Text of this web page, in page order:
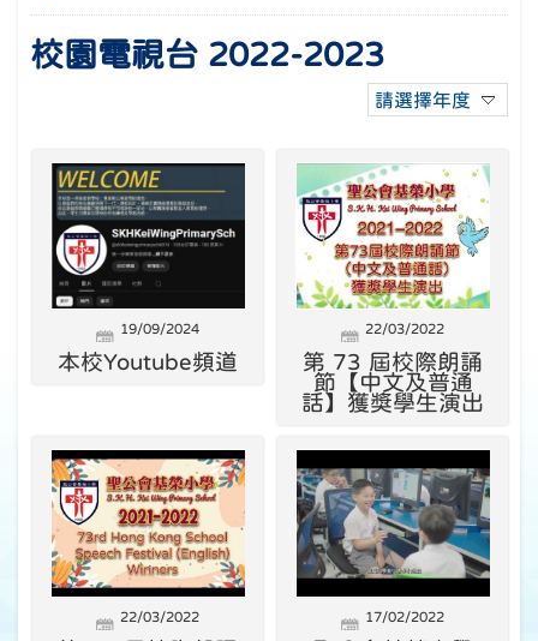
校園電視台 2022-2023
請選擇年度
19/09/2024
本校Youtube頻道
22/03/2022
第 73 屆校際朗誦
節【中文及普通
話】獲獎學生演出
22/03/2022 17/02/2022